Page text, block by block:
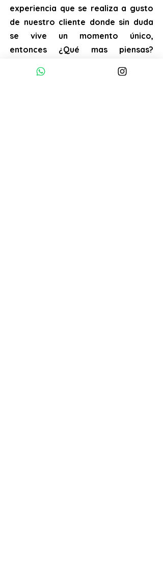
experiencia que se realiza a gusto
de nuestro cliente donde sin duda
se vive un momento único,
entonces ¿Qué mas piensas?